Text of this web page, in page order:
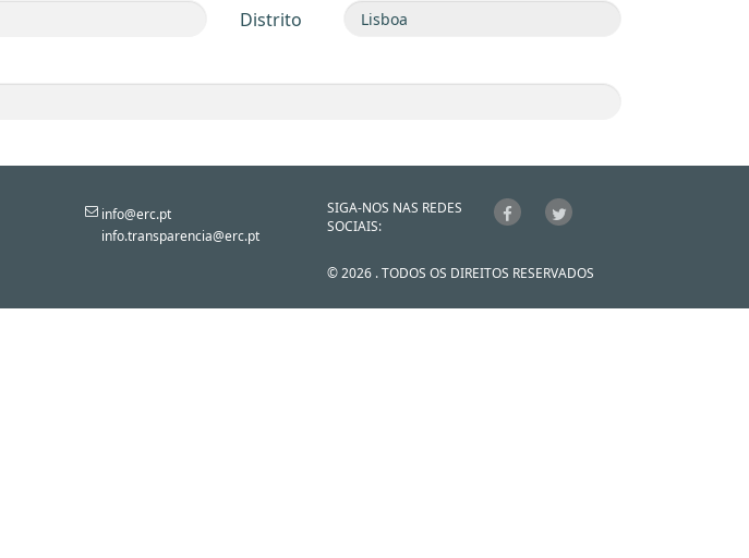
Distrito
info@erc.pt
info.transparencia@erc.pt
SIGA-NOS NAS REDES
SOCIAIS:
© 2026 . TODOS OS DIREITOS RESERVADOS